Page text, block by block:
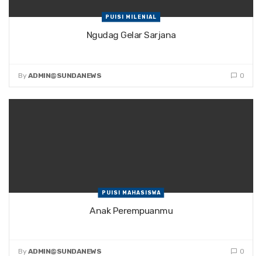
PUISI MILENIAL
Ngudag Gelar Sarjana
By ADMIN@SUNDANEWS 0
PUISI MAHASISWA
Anak Perempuanmu
By ADMIN@SUNDANEWS 0